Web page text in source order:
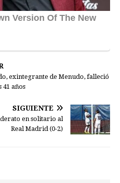
exintegrante de Menudo, falleció
41 años
SIGUIENTE
en solitario al
Real Madrid (0-2)